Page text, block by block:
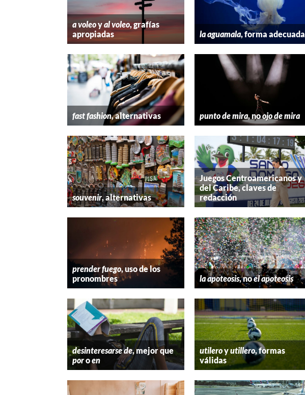
a voleoyal voleo, grafías
apropiadas
la aguamala, forma adecuada
fast fashion, alternativas punto de mira, noojo de mira
souvenir, alternativas
Juegos Centroamericanos y
del Caribe, claves de
redacción
prender fuego, uso de los
pronombres
la apoteosis, noel apoteosis
desinteresarse de, mejor que
poroen
utileroyutillero, formas
válidas